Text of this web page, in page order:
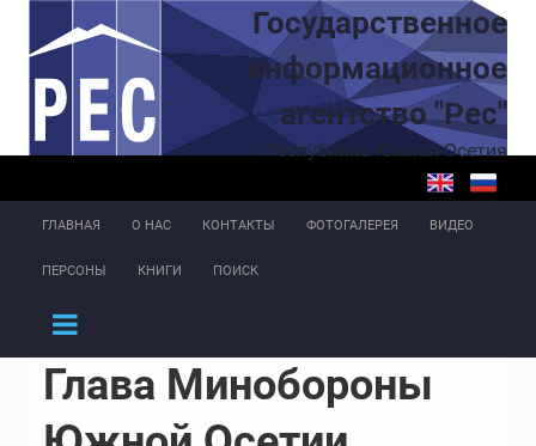
Перейти к основному содержаниюГосударственное
информационное
агентство "Рес"
Республика Южная Осетия
ГЛАВНАЯ О НАС КОНТАКТЫ ФОТОГАЛЕРЕЯ ВИДЕО
ПЕРСОНЫ КНИГИ ПОИСК
Глава Минобороны